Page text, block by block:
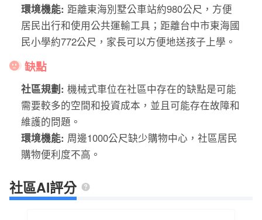
環境機能: 距離東海別墅公車站約980公尺，方便
居民出行和使用公共運輸工具；距離台中市東海國
民小學約772公尺，家長可以方便地送孩子上學。
缺點
社區規劃:機械式車位在社區中存在的缺點是可能
需要較多的空間和投資成本，並且可能存在故障和
維護的問題。
環境機能: 周邊1000公尺缺少購物中心，社區居民
購物便利度不高。
社區AI評分